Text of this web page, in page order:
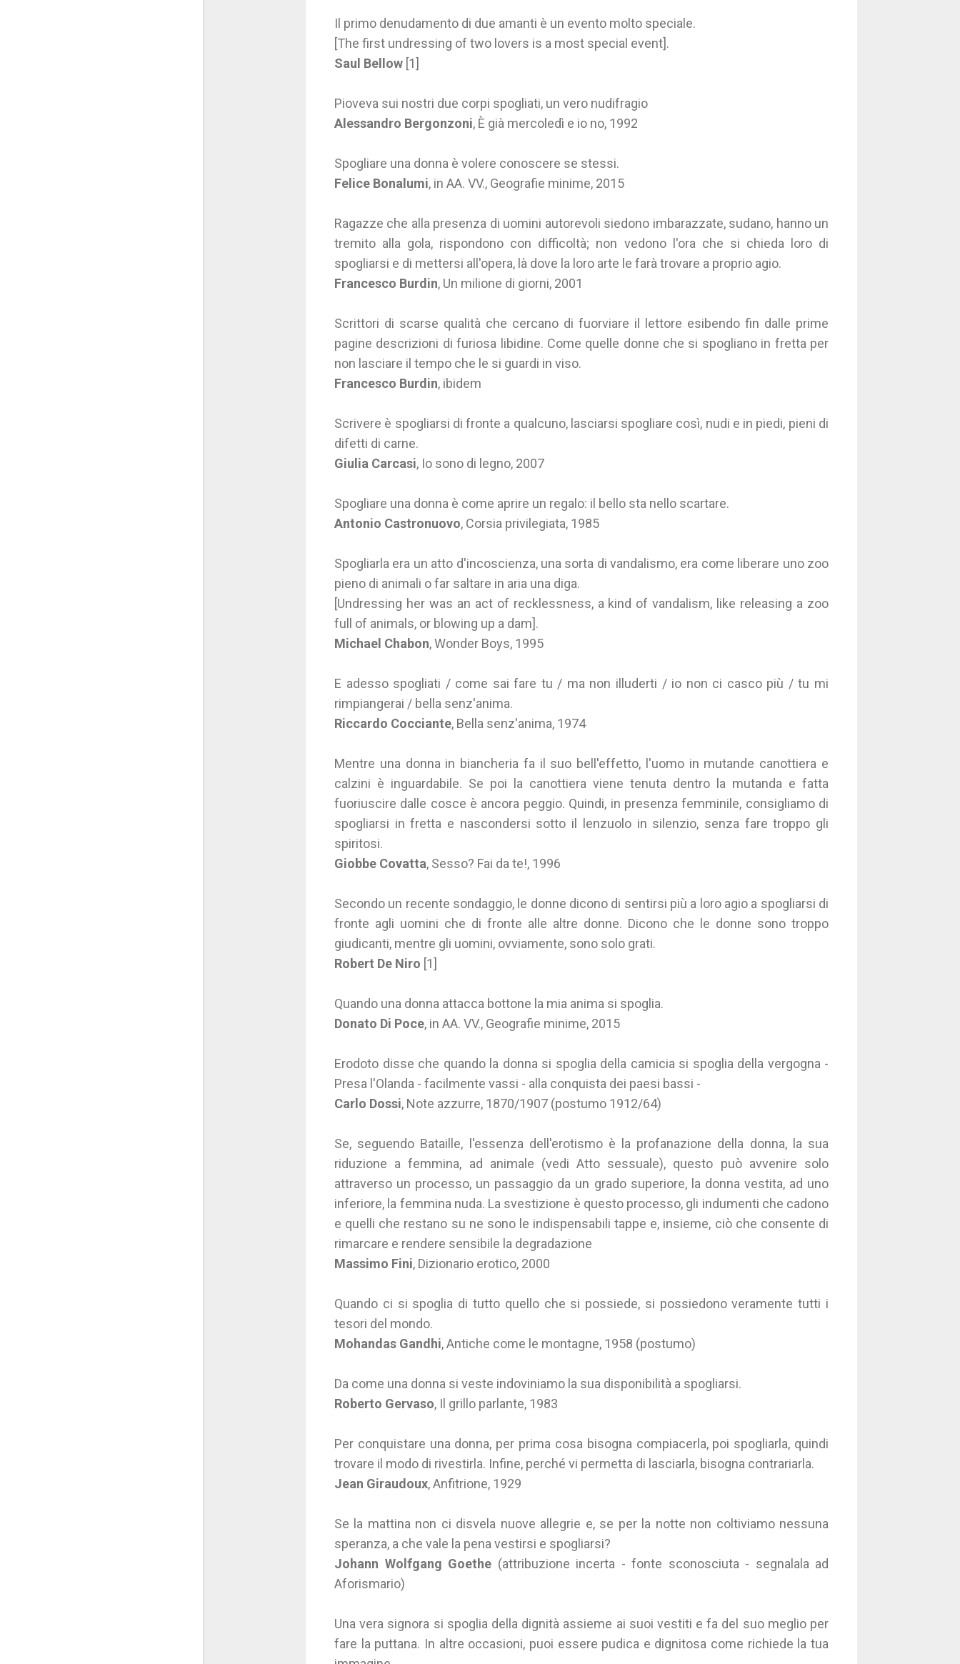
Il primo denudamento di due amanti è un evento molto speciale.
[The first undressing of two lovers is a most special event].
Saul Bellow [1]
Pioveva sui nostri due corpi spogliati, un vero nudifragio
Alessandro Bergonzoni, È già mercoledì e io no, 1992
Spogliare una donna è volere conoscere se stessi.
Felice Bonalumi, in AA. VV., Geografie minime, 2015
Ragazze che alla presenza di uomini autorevoli siedono imbarazzate, sudano, hanno un
tremito alla gola, rispondono con difficoltà; non vedono l'ora che si chieda loro di
spogliarsi e di mettersi all'opera, là dove la loro arte le farà trovare a proprio agio.
Francesco Burdin, Un milione di giorni, 2001
Scrittori di scarse qualità che cercano di fuorviare il lettore esibendo fin dalle prime
pagine descrizioni di furiosa libidine. Come quelle donne che si spogliano in fretta per
non lasciare il tempo che le si guardi in viso.
Francesco Burdin, ibidem
Scrivere è spogliarsi di fronte a qualcuno, lasciarsi spogliare così, nudi e in piedi, pieni di
difetti di carne.
Giulia Carcasi, Io sono di legno, 2007
Spogliare una donna è come aprire un regalo: il bello sta nello scartare.
Antonio Castronuovo, Corsia privilegiata, 1985
Spogliarla era un atto d'incoscienza, una sorta di vandalismo, era come liberare uno zoo
pieno di animali o far saltare in aria una diga.
[Undressing her was an act of recklessness, a kind of vandalism, like releasing a zoo
full of animals, or blowing up a dam].
Michael Chabon, Wonder Boys, 1995
E adesso spogliati / come sai fare tu / ma non illuderti / io non ci casco più / tu mi
rimpiangerai / bella senz'anima.
Riccardo Cocciante, Bella senz'anima, 1974
Mentre una donna in biancheria fa il suo bell'effetto, l'uomo in mutande canottiera e
calzini è inguardabile. Se poi la canottiera viene tenuta dentro la mutanda e fatta
fuoriuscire dalle cosce è ancora peggio. Quindi, in presenza femminile, consigliamo di
spogliarsi in fretta e nascondersi sotto il lenzuolo in silenzio, senza fare troppo gli
spiritosi.
Giobbe Covatta, Sesso? Fai da te!, 1996
Secondo un recente sondaggio, le donne dicono di sentirsi più a loro agio a spogliarsi di
fronte agli uomini che di fronte alle altre donne. Dicono che le donne sono troppo
giudicanti, mentre gli uomini, ovviamente, sono solo grati.
Robert De Niro [1]
Quando una donna attacca bottone la mia anima si spoglia.
Donato Di Poce, in AA. VV., Geografie minime, 2015
Erodoto disse che quando la donna si spoglia della camicia si spoglia della vergogna -
Presa l'Olanda - facilmente vassi - alla conquista dei paesi bassi -
Carlo Dossi, Note azzurre, 1870/1907 (postumo 1912/64)
Se, seguendo Bataille, l'essenza dell'erotismo è la profanazione della donna, la sua
riduzione a femmina, ad animale (vedi Atto sessuale), questo può avvenire solo
attraverso un processo, un passaggio da un grado superiore, la donna vestita, ad uno
inferiore, la femmina nuda. La svestizione è questo processo, gli indumenti che cadono
e quelli che restano su ne sono le indispensabili tappe e, insieme, ciò che consente di
rimarcare e rendere sensibile la degradazione
Massimo Fini, Dizionario erotico, 2000
Quando ci si spoglia di tutto quello che si possiede, si possiedono veramente tutti i
tesori del mondo.
Mohandas Gandhi, Antiche come le montagne, 1958 (postumo)
Da come una donna si veste indoviniamo la sua disponibilità a spogliarsi.
Roberto Gervaso, Il grillo parlante, 1983
Per conquistare una donna, per prima cosa bisogna compiacerla, poi spogliarla, quindi
trovare il modo di rivestirla. Infine, perché vi permetta di lasciarla, bisogna contrariarla.
Jean Giraudoux, Anfitrione, 1929
Se la mattina non ci disvela nuove allegrie e, se per la notte non coltiviamo nessuna
speranza, a che vale la pena vestirsi e spogliarsi?
Johann Wolfgang Goethe (attribuzione incerta - fonte sconosciuta - segnalala ad
Aforismario)
Una vera signora si spoglia della dignità assieme ai suoi vestiti e fa del suo meglio per
fare la puttana. In altre occasioni, puoi essere pudica e dignitosa come richiede la tua